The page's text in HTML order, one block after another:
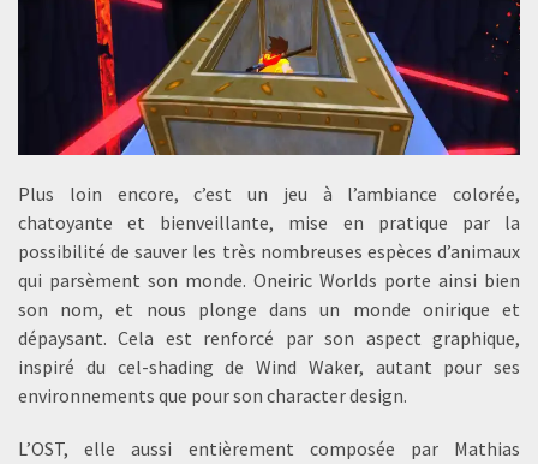
Plus loin encore, c’est un jeu à l’ambiance colorée,
chatoyante et bienveillante, mise en pratique par la
possibilité de sauver les très nombreuses espèces d’animaux
qui parsèment son monde. Oneiric Worlds porte ainsi bien
son nom, et nous plonge dans un monde onirique et
dépaysant. Cela est renforcé par son aspect graphique,
inspiré du cel-shading de Wind Waker, autant pour ses
environnements que pour son character design.
L’OST, elle aussi entièrement composée par Mathias